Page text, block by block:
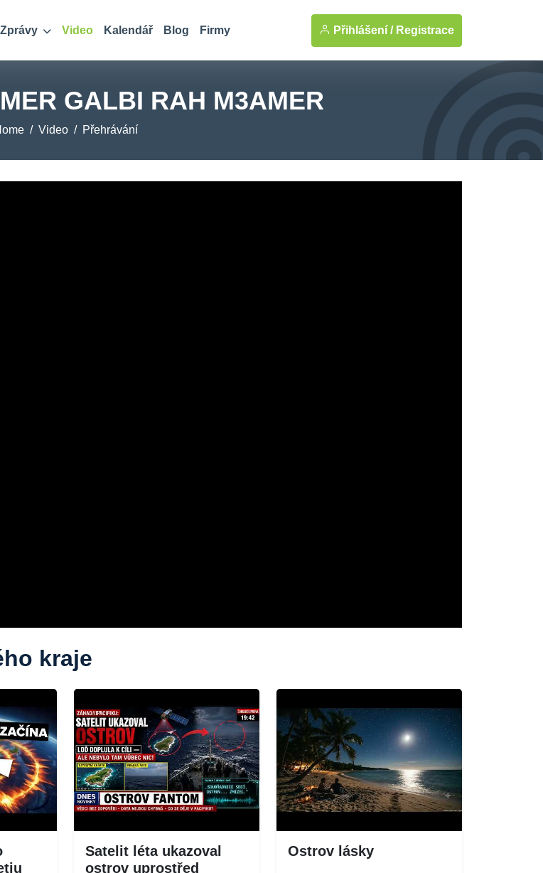
Zprávy Video Kalendář Blog Firmy Přihlášení / Registrace
GALBI RAH M3AMER
Video Přehrávání
kraje
Satelit léta ukazoval
ostrov uprostřed
Ostrov lásky